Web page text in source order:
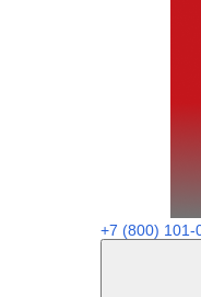
+7 (800) 101-